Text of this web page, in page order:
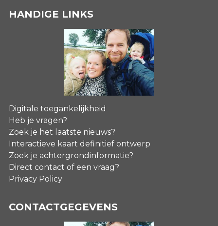
HANDIGE LINKS
Digitale toegankelijkheid
Heb je vragen?
Zoek je het laatste nieuws?
Interactieve kaart definitief ontwerp
Zoek je achtergrondinformatie?
Direct contact of een vraag?
Privacy Policy
CONTACTGEGEVENS